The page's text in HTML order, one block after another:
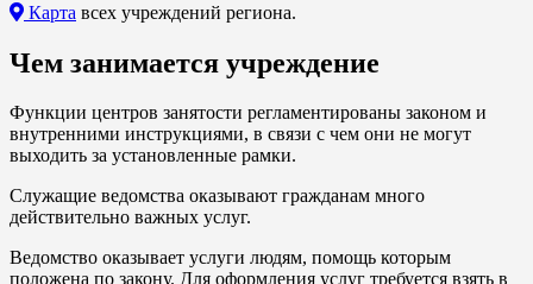
Карта всех учреждений региона.
Чем занимается учреждение
Функции центров занятости регламентированы законом и
внутренними инструкциями, в связи с чем они не могут
выходить за установленные рамки.
Служащие ведомства оказывают гражданам много
действительно важных услуг.
Ведомство оказывает услуги людям, помощь которым
положена по закону. Для оформления услуг требуется взять в